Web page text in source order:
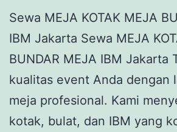
Sewa MEJA KOTAK MEJA
IBM Jakarta Sewa MEJA
BUNDAR MEJA IBM Jakarta
kualitas event Anda dengan
meja profesional. Kami
kotak, bulat, dan IBM yang